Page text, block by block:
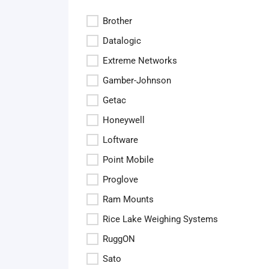
Brother
Datalogic
Extreme Networks
Gamber-Johnson
Getac
Honeywell
Loftware
Point Mobile
Proglove
Ram Mounts
Rice Lake Weighing Systems
RuggON
Sato